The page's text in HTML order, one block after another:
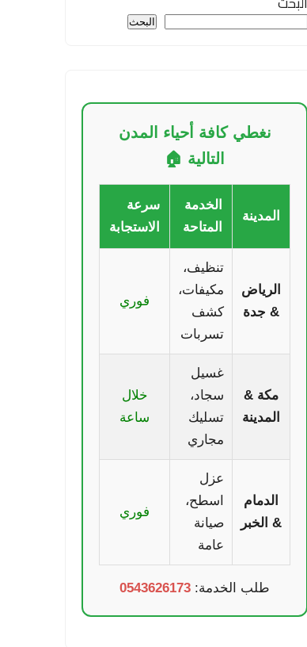
البحث
نغطي كافة أحياء المدن
التالية 🏠
المدينة
الخدمة
المتاحة
سرعة
الاستجابة
الرياض
& جدة
تنظيف،
مكيفات،
كشف
تسربات
فوري
مكة &
المدينة
غسيل
سجاد،
تسليك
مجاري
خلال
ساعة
الدمام
& الخبر
عزل
اسطح،
صيانة
عامة
فوري
طلب الخدمة: 0543626173